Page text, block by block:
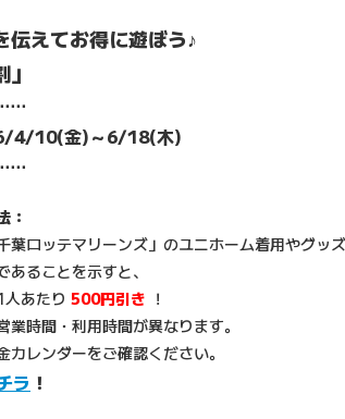
伝えてお得に遊ぼう♪
4/10(金)～6/18(木)
：
葉ロッテマリーンズ」のユニホーム着用やグッ
ることを示すと、
あたり 500円引き ！
時間・利用時間が異なります。
レンダーをご確認ください。
ラ ！